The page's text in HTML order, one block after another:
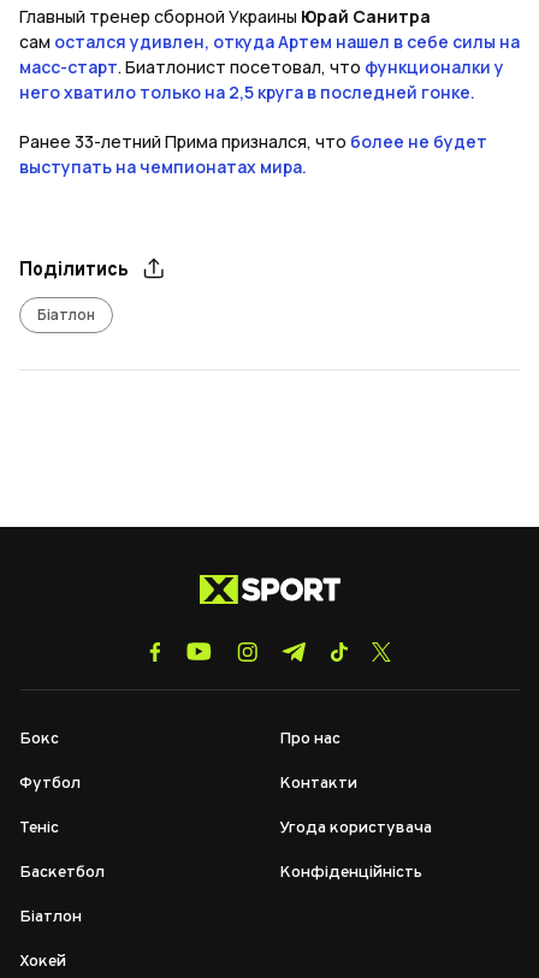
Главный тренер сборной Украины Юрай Санитра
сам остался удивлен, откуда Артем нашел в себе силы на
масс-старт. Биатлонист посетовал, что функционалки у
него хватило только на 2,5 круга в последней гонке.
Ранее 33-летний Прима признался, что более не будет
выступать на чемпионатах мира.
Поділитись
Біатлон
Бокс
Футбол
Теніс
Баскетбол
Біатлон
Хокей
Про нас
Контакти
Угода користувача
Конфіденційність